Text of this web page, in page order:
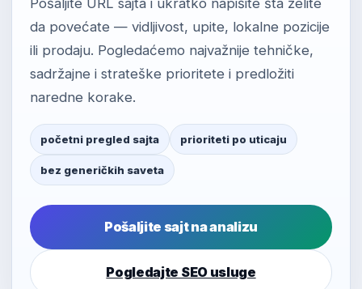
Pošaljite URL sajta i ukratko napišite šta želite
da povećate — vidljivost, upite, lokalne pozicije
ili prodaju. Pogledaćemo najvažnije tehničke,
sadržajne i strateške prioritete i predložiti
naredne korake.
početni pregled sajta prioriteti po uticaju
bez generičkih saveta
Pošaljite sajt na analizu
Pogledajte SEO usluge